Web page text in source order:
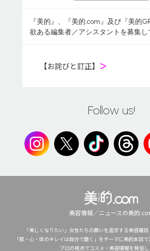
『美的』、『美的.com』及び『美的
欲ある編集者／アシスタントを募集し
【お詫びと訂正】 ＞
Follow us!
美容情報／ニュースの美的
「美しくなりたい」女性たちの願いを追求する美容雑誌
「肌・心・体のキレイは自分で磨く」をテーマに美的本誌
プロの視点でコスメ・美容情報を発信し